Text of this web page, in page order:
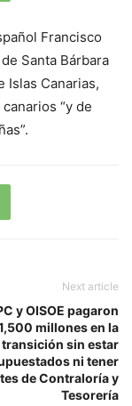
Francisco
Santa Bárbara
Islas Canarias,
“y de
Next article
y OISOE pagaron
millones en la
transición sin estar
ni tener
de Contraloría y
Tesorería